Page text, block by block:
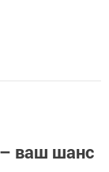
ваш шанс